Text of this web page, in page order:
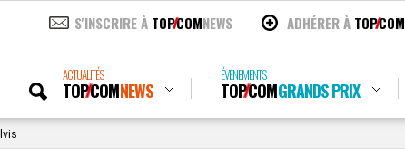
S'INSCRIRE À TOPCOMNEWS ADHÉRER À TOPCOM
ACTUALITÉS
TOPCOMNEWS
ÉVÉNEMENTS
TOPCOMGRANDS PRIX